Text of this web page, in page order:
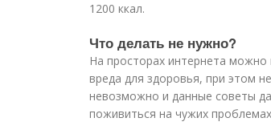
1200 ккал.
Что делать не нужно?
На просторах интернета
вреда для здоровья, при этом
невозможно и данные советы
поживиться на чужих